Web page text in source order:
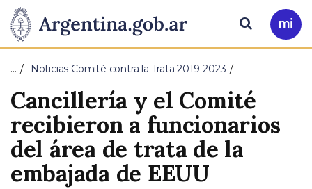
Presidencia
de
la
Nación
Pasar al contenido principal
Ir
a
Buscar
… Noticias Comité contra la Trata 2019-2023
Cancillería y el Comité
recibieron a funcionarios
del área de trata de la
embajada de EEUU